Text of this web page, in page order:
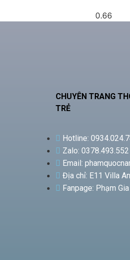
CHUYÊN TRANG
TRẺ
Hotline:
Zalo: 0378.493.552
Email:
Địa chỉ: E11 Villa
Fanpage: Phạm